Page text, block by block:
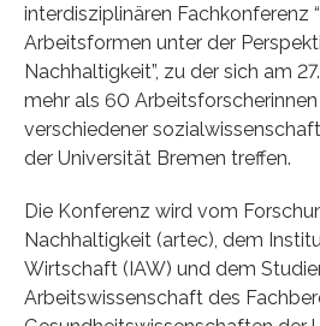
interdisziplinären Fachkonferenz
Arbeitsformen unter der
Nachhaltigkeit”, zu der sich am
mehr als 60
verschiedener
der Universität Bremen treffen.
Die Konferenz wird vom
Nachhaltigkeit (artec), dem
Wirtschaft (IAW) und dem
Arbeitswissenschaft des